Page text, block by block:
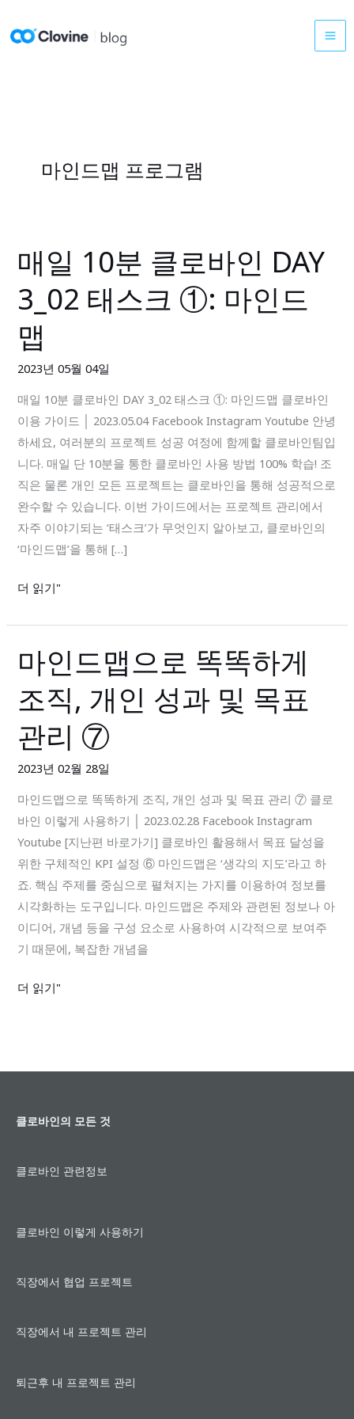
텐
마인드맵 프로그램
매일 10분 클로바인 DAY
3_02 태스크 ①: 마인드
맵
2023년 05월 04일
매일 10분 클로바인 DAY 3_02 태스크 ①: 마인드맵 클로바인
이용 가이드 │ 2023.05.04 Facebook Instagram Youtube 안녕
하세요, 여러분의 프로젝트 성공 여정에 함께할 클로바인팀입
니다. 매일 단 10분을 통한 클로바인 사용 방법 100% 학습! 조
직은 물론 개인 모든 프로젝트는 클로바인을 통해 성공적으로
완수할 수 있습니다. 이번 가이드에서는 프로젝트 관리에서
자주 이야기되는 ‘태스크’가 무엇인지 알아보고, 클로바인의
‘마인드맵’을 통해 […]
매
일
10
클
인
DAY
3_02
태
스
크
①:
마
드
더 읽기"
마인드맵으로 똑똑하게
조직, 개인 성과 및 목표
관리 ⑦
2023년 02월 28일
마인드맵으로 똑똑하게 조직, 개인 성과 및 목표 관리 ⑦ 클로
바인 이렇게 사용하기 │ 2023.02.28 Facebook Instagram
Youtube [지난편 바로가기] 클로바인 활용해서 목표 달성을
위한 구체적인 KPI 설정 ⑥ 마인드맵은 ‘생각의 지도’라고 하
죠. 핵심 주제를 중심으로 펼쳐지는 가지를 이용하여 정보를
시각화하는 도구입니다. 마인드맵은 주제와 관련된 정보나 아
이디어, 개념 등을 구성 요소로 사용하여 시각적으로 보여주
기 때문에, 복잡한 개념을
마
인
드
맵
으
똑
하
게
조
직,
개
인
성
및
더 읽기"
클로바인의 모든 것
클로바인 관련정보
클로바인 이렇게 사용하기
직장에서 협업 프로젝트
직장에서 내 프로젝트 관리
퇴근후 내 프로젝트 관리